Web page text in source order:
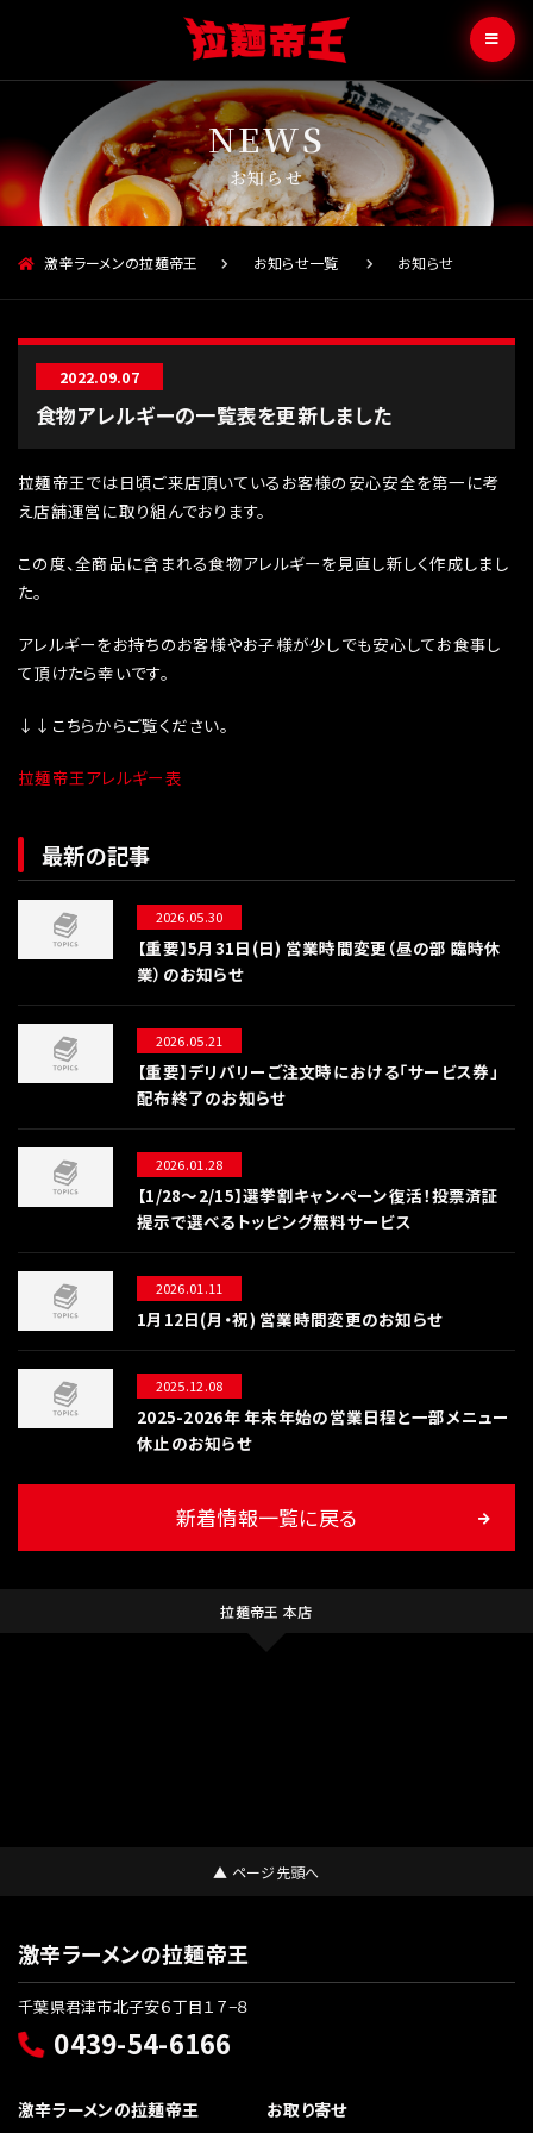
お知らせ
激辛ラーメンの拉麺帝王 お知らせ一覧 お知らせ
2022.09.07
食物アレルギーの一覧表を更新しました
拉麺帝王では日頃ご来店頂いているお客様の安心安全を第一に考
え店舗運営に取り組んでおります。
この度、全商品に含まれる食物アレルギーを見直し新しく作成しまし
た。
アレルギーをお持ちのお客様やお子様が少しでも安心してお食事し
て頂けたら幸いです。
↓↓こちらからご覧ください。
拉麺帝王アレルギー表
最新の記事
2026.05.30
【重要】5月31日(日) 営業時間変更（昼の部 臨時休
業）のお知らせ
2026.05.21
【重要】デリバリーご注文時における「サービス券」
配布終了のお知らせ
2026.01.28
【1/28〜2/15】選挙割キャンペーン復活！投票済証
提示で選べるトッピング無料サービス
2026.01.11
1月12日(月・祝) 営業時間変更のお知らせ
2025.12.08
2025-2026年 年末年始の営業日程と一部メニュー
休止のお知らせ
新着情報一覧に戻る
拉麺帝王 本店
▲ ページ先頭へ
激辛ラーメンの拉麺帝王
千葉県君津市北子安６丁目１７−８
0439-54-6166
激辛ラーメンの拉麺帝王 お取り寄せ